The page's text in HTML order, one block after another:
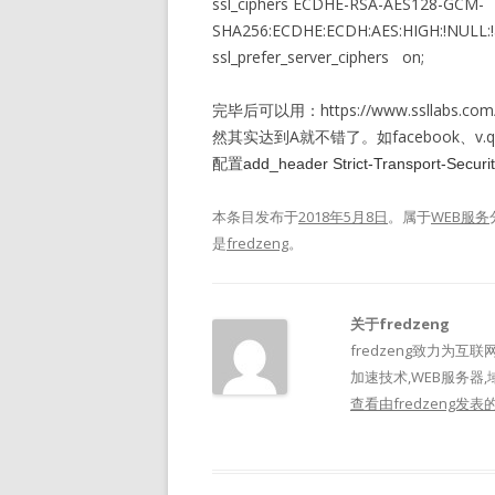
ssl_prefer_server_ciphers on;
完毕后可以用：https://
然其实达到A就不错了。如facebook、
配置add_header Strict-Transport-
本条目发布于2018年5月8日。属于WEB服务
是fredzeng。
关于fredzeng
fredzeng致力为互联
加速技术,WEB服务器
查看由fredzeng发表